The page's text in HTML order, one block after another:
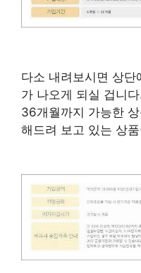
다소 내려보시면 상단
가 나오게 되실 겁니
36개월까지 가능한
해드려 보고 있는 상